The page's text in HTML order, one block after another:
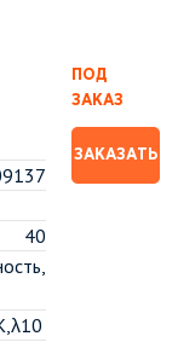
40
ПОД
ЗАКАЗ
ЗАКАЗАТЬ